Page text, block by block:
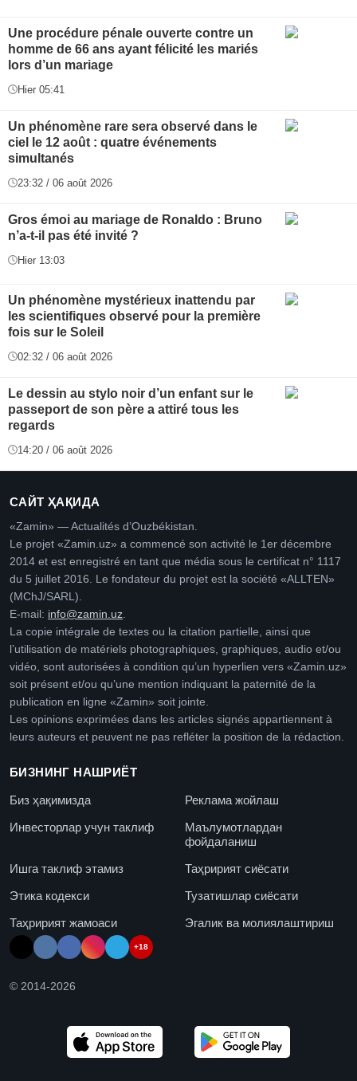
Une procédure pénale ouverte contre un
homme de 66 ans ayant félicité les mariés
lors d’un mariage
Hier 05:41
Un phénomène rare sera observé dans le
ciel le 12 août : quatre événements
simultanés
23:32 / 06 août 2026
Gros émoi au mariage de Ronaldo : Bruno
n’a-t-il pas été invité ?
Hier 13:03
Un phénomène mystérieux inattendu par
les scientifiques observé pour la première
fois sur le Soleil
02:32 / 06 août 2026
Le dessin au stylo noir d’un enfant sur le
passeport de son père a attiré tous les
regards
14:20 / 06 août 2026
САЙТ ҲАҚИДА
«Zamin» — Actualités d’Ouzbékistan.
Le projet «Zamin.uz» a commencé son activité le 1er décembre
2014 et est enregistré en tant que média sous le certificat n° 1117
du 5 juillet 2016. Le fondateur du projet est la société «ALLTEN»
(MChJ/SARL).
E-mail: info@zamin.uz
La copie intégrale de textes ou la citation partielle, ainsi que
l’utilisation de matériels photographiques, graphiques, audio et/ou
vidéo, sont autorisées à condition qu’un hyperlien vers «Zamin.uz»
soit présent et/ou qu’une mention indiquant la paternité de la
publication en ligne «Zamin» soit jointe.
Les opinions exprimées dans les articles signés appartiennent à
leurs auteurs et peuvent ne pas refléter la position de la rédaction.
БИЗНИНГ НАШРИЁТ
Биз ҳақимизда
Реклама жойлаш
Инвесторлар учун таклиф
Маълумотлардан
фойдаланиш
Ишга таклиф этамиз
Таҳририят сиёсати
Этика кодекси
Тузатишлар сиёсати
Таҳририят жамоаси
Эгалик ва молиялаштириш
+18
© 2014-2026